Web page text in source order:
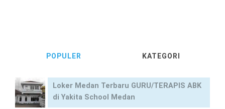
POPULER KATEGORI
Loker Medan Terbaru GURU/TERAPIS ABK
di Yakita School Medan